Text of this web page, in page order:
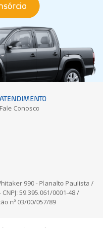
ATENDIMENTO
Fale Conosco
990 - Planalto Paulista /
59.395.061/0001-48 /
nº 03/00/057/89